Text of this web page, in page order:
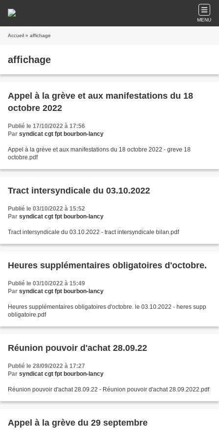
MENU
Accueil » affichage
affichage
Appel à la grève et aux manifestations du 18
octobre 2022
Publié le 17/10/2022 à 17:56
Par syndicat cgt fpt bourbon-lancy
Appel à la grève et aux manifestations du 18 octobre 2022 - greve 18
octobre.pdf
Tract intersyndicale du 03.10.2022
Publié le 03/10/2022 à 15:52
Par syndicat cgt fpt bourbon-lancy
Tract intersyndicale du 03.10.2022 - tract intersyndicale bilan.pdf
Heures supplémentaires obligatoires d'octobre.
Publié le 03/10/2022 à 15:49
Par syndicat cgt fpt bourbon-lancy
Heures supplémentaires obligatoires d'octobre. le 03.10.2022 - heres supp
obligatoire.pdf
Réunion pouvoir d'achat 28.09.22
Publié le 28/09/2022 à 17:27
Par syndicat cgt fpt bourbon-lancy
Réunion pouvoir d'achat 28.09.22 - Réunion pouvoir d'achat 28.09.2022.pdf
Appel à la grève du 29 septembre